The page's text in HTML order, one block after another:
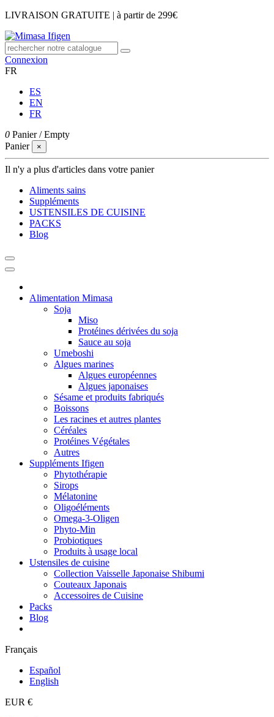
LIVRAISON GRATUITE | à partir de 299€
Connexion
FR
ES
EN
FR
0 Panier /Empty
Panier
×
Il n'y a plus d'articles dans votre panier
Aliments sains
Suppléments
USTENSILES DE CUISINE
PACKS
Blog
Alimentation Mimasa
Soja
Miso
Protéines dérivées du soja
Sauce au soja
Umeboshi
Algues marines
Algues européennes
Algues japonaises
Sésame et produits fabriqués
Boissons
Les racines et autres plantes
Céréales
Protéines Végétales
Autres
Suppléments Ifigen
Phytothérapie
Sirops
Mélatonine
Oligoéléments
Omega-3-Oligen
Phyto-Min
Probiotiques
Produits à usage local
Ustensiles de cuisine
Collection Vaisselle Japonaise Shibumi
Couteaux Japonais
Accessoires de Cuisine
Packs
Blog
Français
Español
English
EUR €